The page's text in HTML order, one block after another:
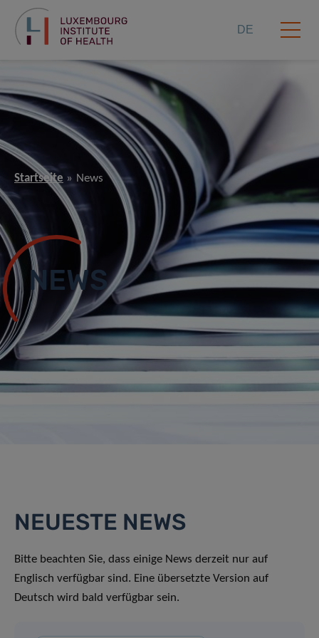
DE
Startseite News
NEWS
NEUESTE NEWS
Bitte beachten Sie, dass einige News derzeit nur auf
Englisch verfügbar sind. Eine übersetzte Version auf
Deutsch wird bald verfügbar sein.